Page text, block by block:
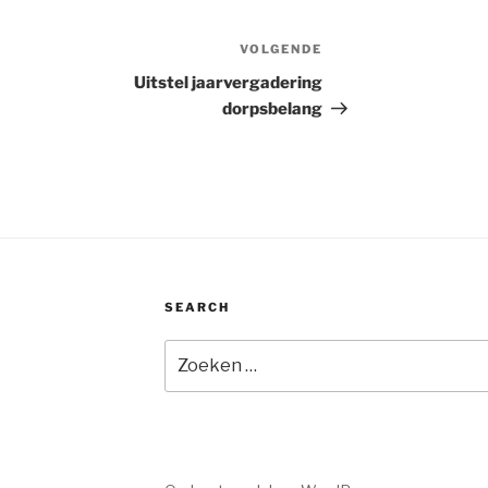
bericht
VOLGENDE
Uitstel jaarvergadering
dorpsbelang
SEARCH
naar: